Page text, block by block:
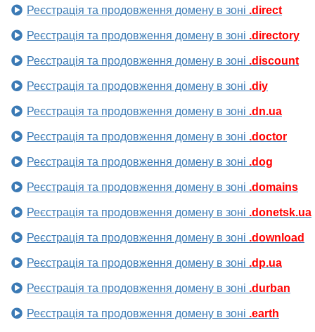
Реєстрація та продовження домену в зоні .direct
Реєстрація та продовження домену в зоні .directory
Реєстрація та продовження домену в зоні .discount
Реєстрація та продовження домену в зоні .diy
Реєстрація та продовження домену в зоні .dn.ua
Реєстрація та продовження домену в зоні .doctor
Реєстрація та продовження домену в зоні .dog
Реєстрація та продовження домену в зоні .domains
Реєстрація та продовження домену в зоні .donetsk.ua
Реєстрація та продовження домену в зоні .download
Реєстрація та продовження домену в зоні .dp.ua
Реєстрація та продовження домену в зоні .durban
Реєстрація та продовження домену в зоні .earth